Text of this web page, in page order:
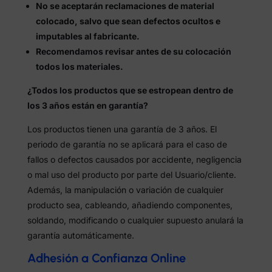
No se aceptarán reclamaciones de material
colocado, salvo que sean defectos ocultos e
imputables al fabricante.
Recomendamos revisar antes de su colocación
todos los materiales.
¿Todos los productos que se estropean dentro de
los 3 años están en garantía?
Los productos tienen una garantía de 3 años. El
periodo de garantía no se aplicará para el caso de
fallos o defectos causados por accidente, negligencia
o mal uso del producto por parte del Usuario/cliente.
Además, la manipulación o variación de cualquier
producto sea, cableando, añadiendo componentes,
soldando, modificando o cualquier supuesto anulará la
garantía automáticamente.
Adhesión a Confianza Online